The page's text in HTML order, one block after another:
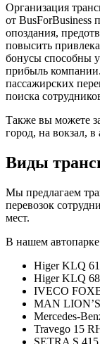
Организация
от BusForBusiness
опоздания,
повысить
бонусы способны
прибыль
пассажирских
поиска
Также вы можете
город, на вокзал,
Виды
Мы предлагаем
перевозок
мест.
В нашем
Higer KLQ
Higer KLQ
IVECO
MAN
Mercedes-
Travego 15
SETRA S